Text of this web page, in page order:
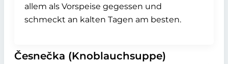
allem als Vorspeise gegessen und
schmeckt an kalten Tagen am besten.
Česnečka (Knoblauchsuppe)